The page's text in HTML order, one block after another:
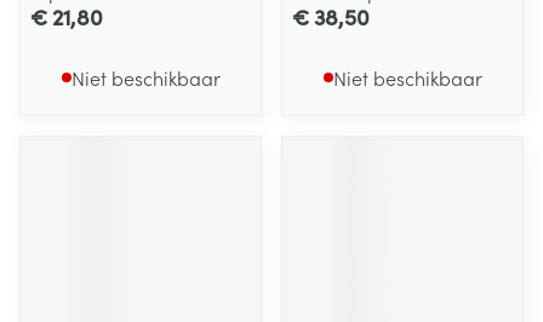
€ 21,80
Niet beschikbaar
€ 38,50
Niet beschikbaar